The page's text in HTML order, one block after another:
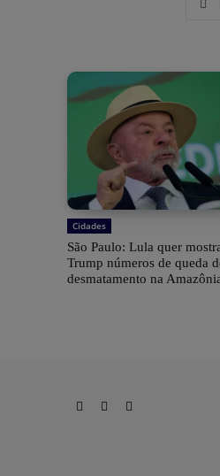
Cidades
São Paulo: Lula quer
Trump números de queda
desmatamento na